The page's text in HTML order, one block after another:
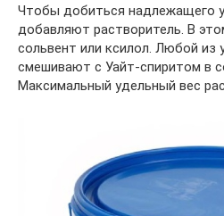
Чтобы добиться надлежащего
добавляют растворитель. В
сольвент или ксилол. Любой из
смешивают с Уайт-спиритом в
Максимальный удельный вес